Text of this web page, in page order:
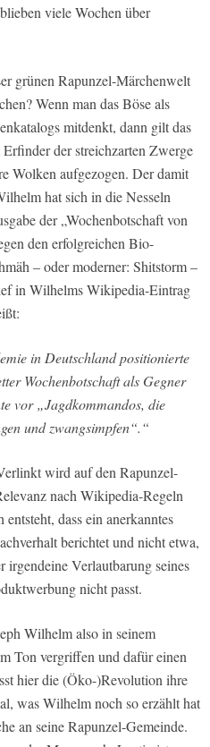
viele Wochen über
grünen Rapunzel-Märchenwelt
Wenn man das Böse als
mitdenkt, dann gilt das
der streichzarten Zwerge
Wolken aufgezogen. Der damit
hat sich in die Nesseln
der „Wochenbotschaft von
den erfolgreichen Bio-
– oder moderner: Shitstorm –
in Wilhelms Wikipedia-Eintrag
in Deutschland positionierte
Wochenbotschaft als Gegner
vor „Jagdkommandos, die
und zwangsimpfen“.“
wird auf den Rapunzel-
nach Wikipedia-Regeln
dass ein anerkanntes
berichtet und nicht etwa,
Verlautbarung seines
nicht passt.
Wilhelm also in seinem
Ton vergriffen und dafür einen
hier die (Öko-)Revolution ihre
was Wilhelm noch so erzählt hat
an seine Rapunzel-Gemeinde.